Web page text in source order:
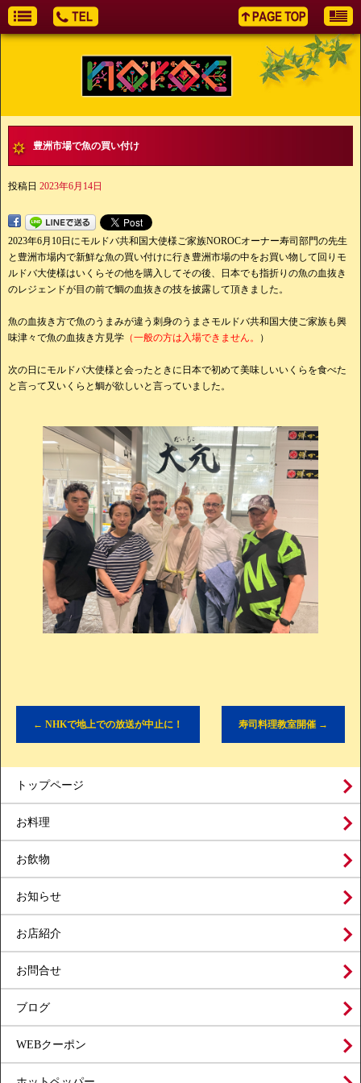
豊洲市場で魚の買い付け
投稿日 2023年6月14日
2023年6月10日にモルドバ共和国大使様ご家族NOROCオーナー寿司部門の先生
と豊洲市場内で新鮮な魚の買い付けに行き豊洲市場の中をお買い物して回りモ
ルドバ大使様はいくらその他を購入してその後、日本でも指折りの魚の血抜き
のレジェンドが目の前で鯛の血抜きの技を披露して頂きました。
魚の血抜き方で魚のうまみが違う刺身のうまさモルドバ共和国大使ご家族も興
味津々で魚の血抜き方見学 （一般の方は入場できません。 ）
次の日にモルドバ大使様と会ったときに日本で初めて美味しいいくらを食べた
と言って又いくらと鯛が欲しいと言っていました。
← NHKで地上での放送が中止に！ 寿司料理教室開催 →
トップページ
お料理
お飲物
お知らせ
お店紹介
お問合せ
ブログ
WEBクーポン